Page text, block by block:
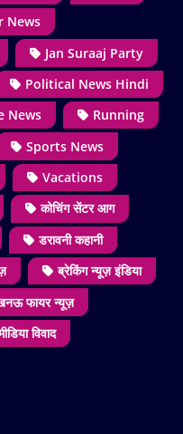
News
Jan Suraaj Party
Political News Hindi
News
Running
Sports News
Vacations
कोचिंग सेंटर आग
डरावनी कहानी
ब्रेकिंग न्यूज़ इंडिया
फायर न्यूज़
विवाद